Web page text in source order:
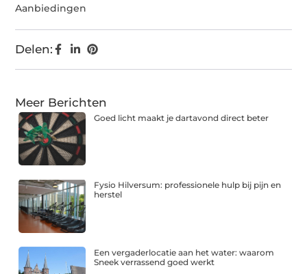
Aanbiedingen
Delen:
Meer Berichten
Goed licht maakt je dartavond direct beter
Fysio Hilversum: professionele hulp bij pijn en
herstel
Een vergaderlocatie aan het water: waarom
Sneek verrassend goed werkt